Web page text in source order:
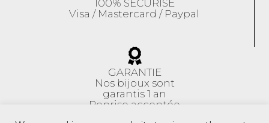
100% SECURISÉ
Visa / Mastercard / Paypal
GARANTIE
Nos bijoux sont
garantis 1 an
Reprise acceptée